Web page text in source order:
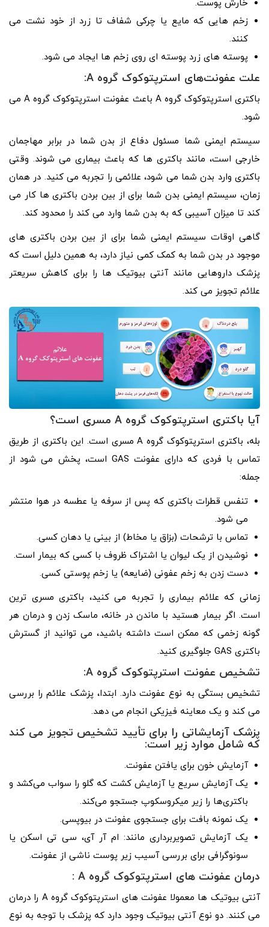
خارش پوست.
زخم هایی که مایع یا چرکی شفاف تا زرد از خود نشت می
کنند.
پوسته های زرد پوسته ای روی زخم ها ایجاد می شود.
علت عفونت‌های استرپتوکوک گروه A:
باکتری استرپتوکوک گروه A باعث عفونت استرپتوکوک گروه A می
شود.
سیستم ایمنی شما مسئول دفاع از بدن شما در برابر مهاجمان
خارجی است، مانند باکتری ها که باعث بیماری می شوند. وقتی
باکتری وارد بدن شما می شود، علائمی را تجربه می کنید. در همان
زمان، سیستم ایمنی بدن شما برای از بین بردن باکتری ها کار می
کند تا میزان آسیبی که به بدن شما وارد می کند را محدود کند.
گاهی اوقات سیستم ایمنی شما برای از بین بردن باکتری های
موجود در بدن شما به کمک کمی نیاز دارد، به همین دلیل است که
پزشک داروهایی مانند آنتی بیوتیک ها را برای کاهش سریعتر
علائم تجویز می کند.
آیا باکتری استرپتوکوک گروه A مسری است؟
بله، باکتری استرپتوکوک گروه A مسری است. این باکتری از طریق
تماس با فردی که دارای عفونت GAS است، پخش می شود از
جمله:
تنفس قطرات باکتری که پس از سرفه یا عطسه در هوا منتشر
می شود.
تماس با ترشحات (بزاق یا مخاط) از بینی یا دهان کسی.
نوشیدن از یک لیوان یا اشتراک ظروف با کسی که بیمار است.
دست زدن به زخم عفونی (ضایعه) یا زخم پوستی کسی.
زمانی که علائم بیماری را تجربه می کنید، باکتری مسری ترین
است. اگر بیمار هستید با ماندن در خانه، ماسک زدن و درمان هر
گونه زخمی که ممکن است داشته باشید، می توانید از گسترش
باکتری GAS جلوگیری کنید.
تشخیص عفونت استرپتوکوک گروه A:
تشخیص بستگی به نوع عفونت دارد. ابتدا، پزشک علائم را بررسی
می کند و یک معاینه فیزیکی انجام می دهد.
پزشک آزمایشاتی را برای تأیید تشخیص تجویز می کند
که شامل موارد زیر است:
آزمایش خون برای یافتن عفونت.
یک آزمایش سریع یا آزمایش کشت که گلو را سواب می‌کشد و
باکتری‌ها را زیر میکروسکوپ جستجو می‌کند.
یک نمونه بافت برای جستجوی عفونت در بیوپسی.
یک آزمایش تصویربرداری مانند: ام آر آی، سی تی اسکن یا
سونوگرافی برای بررسی آسیب زیر پوست ناشی از عفونت.
درمان عفونت های استرپتوکوک گروه A :
آنتی بیوتیک ها معمولا عفونت های استرپتوکوک گروه A را درمان
می کنند. دو نوع آنتی بیوتیک وجود دارد که پزشک با توجه به نوع